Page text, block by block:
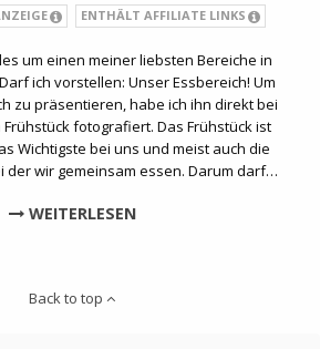
ENTHÄLT AFFILIATE LINKS
um einen meiner liebsten Bereiche in
ich vorstellen: Unser Essbereich! Um
zu präsentieren, habe ich ihn direkt bei
fotografiert. Das Frühstück ist
Wichtigste bei uns und meist auch die
der wir gemeinsam essen. Darum darf…
WEITERLESEN
Back to top